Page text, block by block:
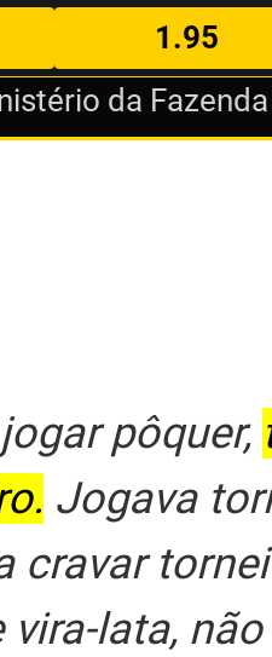
1.95
da
pôquer,
Jogava
cravar
lata,